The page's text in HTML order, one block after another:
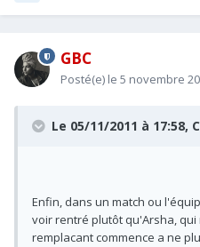
GBC
Posté(e) le 5 novembre
Le 05/11/2011 à 17:58,
Enfin, dans un match ou
voir rentré plutôt qu'Arsha, qui
remplacant commence a ne